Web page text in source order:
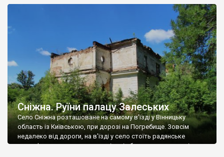
Наддністрянське відрізняється від більшості навколишніх
сіл. У селі є мурована Михайлівська церква. Точної дати […]
Сніжна. Руїни палацу Залеських
Село Сніжна розташоване на самому в’їзді у Вінницьку
область із Київською, при дорозі на Погребище. Зовсім
недалеко від дороги, на в’їзді у село стоїть радянське
рельєфне пано, яке показує жінку і яблуню, а трохи далі, десь